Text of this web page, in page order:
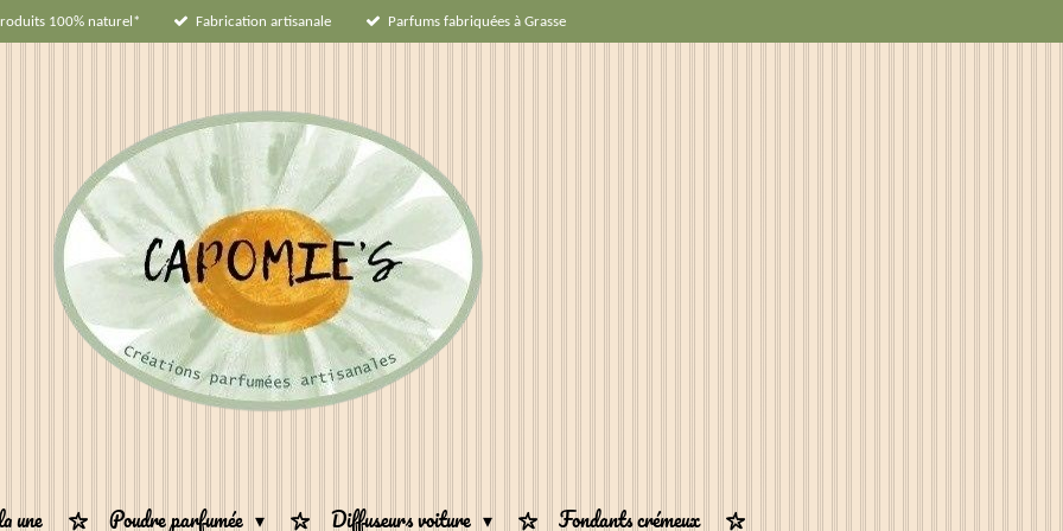
100% naturel* Fabrication artisanale Parfums fabriquées à Grasse
une Poudre parfumée Diffuseurs voiture
Fondants crémeux